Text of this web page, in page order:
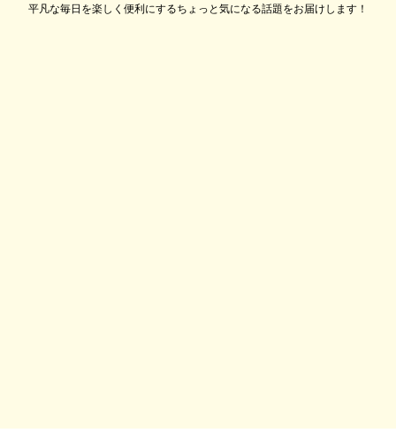
平凡な毎日を楽しく便利にするちょっと気になる話題をお届けします！